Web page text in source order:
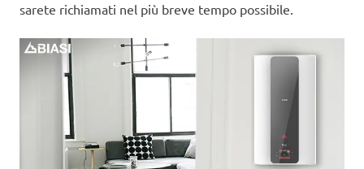
sarete richiamati nel più breve tempo possibile.